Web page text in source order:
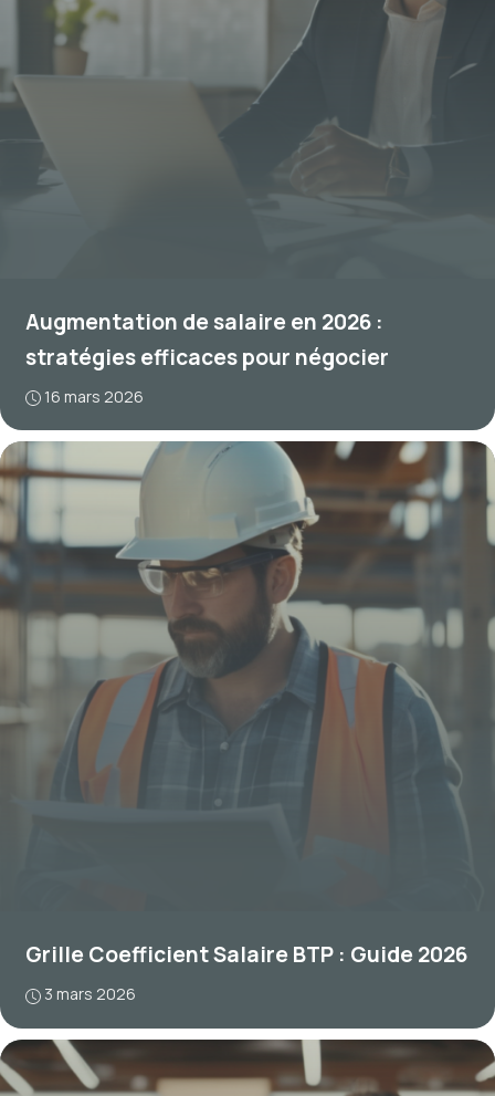
Augmentation de salaire en 2026 :
stratégies efficaces pour négocier
16 mars 2026
Grille Coefficient Salaire BTP : Guide 2026
3 mars 2026